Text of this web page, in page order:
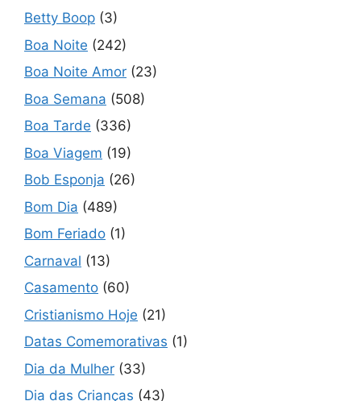
Betty Boop (3)
Boa Noite (242)
Boa Noite Amor (23)
Boa Semana (508)
Boa Tarde (336)
Boa Viagem (19)
Bob Esponja (26)
Bom Dia (489)
Bom Feriado (1)
Carnaval (13)
Casamento (60)
Cristianismo Hoje (21)
Datas Comemorativas (1)
Dia da Mulher (33)
Dia das Crianças (43)